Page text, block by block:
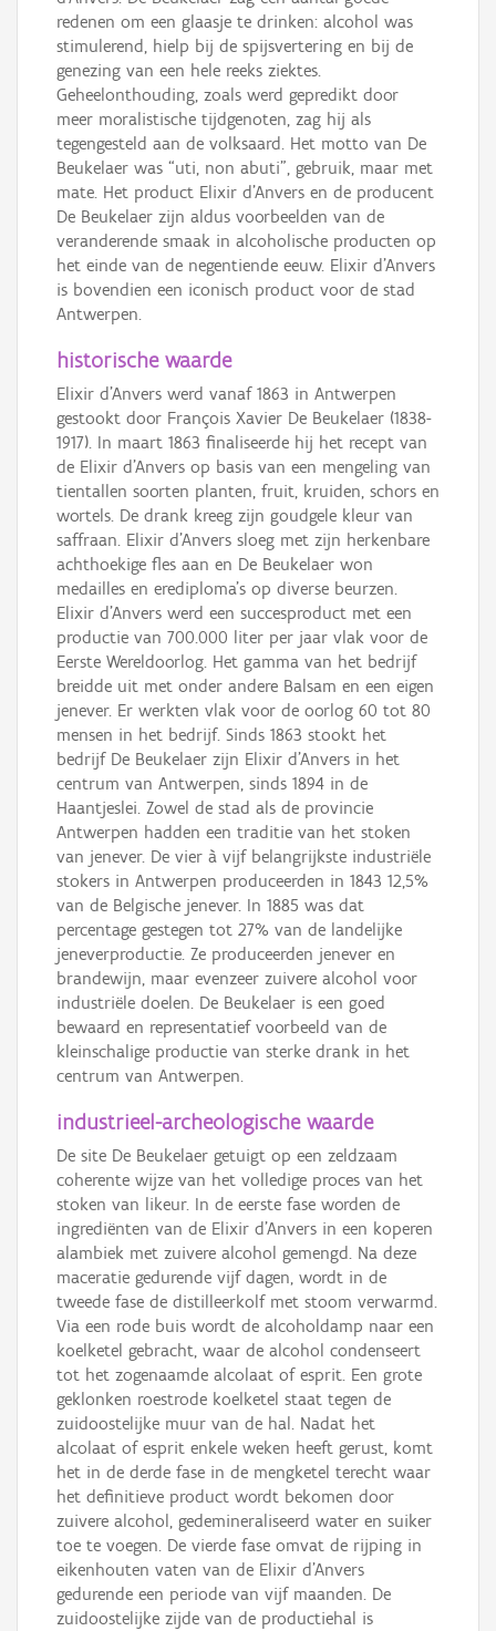
redenen om een glaasje te drinken: alcohol was
stimulerend, hielp bij de spijsvertering en bij de
genezing van een hele reeks ziektes.
Geheelonthouding, zoals werd gepredikt door
meer moralistische tijdgenoten, zag hij als
tegengesteld aan de volksaard. Het motto van De
Beukelaer was “uti, non abuti”, gebruik, maar met
mate. Het product Elixir d’Anvers en de producent
De Beukelaer zijn aldus voorbeelden van de
veranderende smaak in alcoholische producten op
het einde van de negentiende eeuw. Elixir d’Anvers
is bovendien een iconisch product voor de stad
Antwerpen.
historische waarde
Elixir d’Anvers werd vanaf 1863 in Antwerpen
gestookt door François Xavier De Beukelaer (1838-
1917). In maart 1863 finaliseerde hij het recept van
de Elixir d’Anvers op basis van een mengeling van
tientallen soorten planten, fruit, kruiden, schors en
wortels. De drank kreeg zijn goudgele kleur van
saffraan. Elixir d’Anvers sloeg met zijn herkenbare
achthoekige fles aan en De Beukelaer won
medailles en erediploma’s op diverse beurzen.
Elixir d’Anvers werd een succesproduct met een
productie van 700.000 liter per jaar vlak voor de
Eerste Wereldoorlog. Het gamma van het bedrijf
breidde uit met onder andere Balsam en een eigen
jenever. Er werkten vlak voor de oorlog 60 tot 80
mensen in het bedrijf. Sinds 1863 stookt het
bedrijf De Beukelaer zijn Elixir d’Anvers in het
centrum van Antwerpen, sinds 1894 in de
Haantjeslei. Zowel de stad als de provincie
Antwerpen hadden een traditie van het stoken
van jenever. De vier à vijf belangrijkste industriële
stokers in Antwerpen produceerden in 1843 12,5%
van de Belgische jenever. In 1885 was dat
percentage gestegen tot 27% van de landelijke
jeneverproductie. Ze produceerden jenever en
brandewijn, maar evenzeer zuivere alcohol voor
industriële doelen. De Beukelaer is een goed
bewaard en representatief voorbeeld van de
kleinschalige productie van sterke drank in het
centrum van Antwerpen.
industrieel-archeologische waarde
De site De Beukelaer getuigt op een zeldzaam
coherente wijze van het volledige proces van het
stoken van likeur. In de eerste fase worden de
ingrediënten van de Elixir d’Anvers in een koperen
alambiek met zuivere alcohol gemengd. Na deze
maceratie gedurende vijf dagen, wordt in de
tweede fase de distilleerkolf met stoom verwarmd.
Via een rode buis wordt de alcoholdamp naar een
koelketel gebracht, waar de alcohol condenseert
tot het zogenaamde alcolaat of esprit. Een grote
geklonken roestrode koelketel staat tegen de
zuidoostelijke muur van de hal. Nadat het
alcolaat of esprit enkele weken heeft gerust, komt
het in de derde fase in de mengketel terecht waar
het definitieve product wordt bekomen door
zuivere alcohol, gedemineraliseerd water en suiker
toe te voegen. De vierde fase omvat de rijping in
eikenhouten vaten van de Elixir d’Anvers
gedurende een periode van vijf maanden. De
zuidoostelijke zijde van de productiehal is